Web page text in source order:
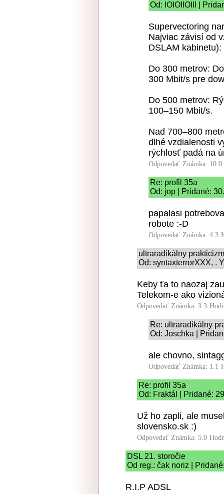
Od: IOIOIIOIII |
Supervectoring
Najviac závisí od
DSLAM kabinetu):
Do 300 metrov:
300 Mbit/s pre
Do 500 metrov:
100–150 Mbit/s.
Nad 700–800
dlhé vzdialenosti
rýchlosť padá na
Odpovedať Známka: 10.0
Re: profil 35a
Od: jop | Pridané:
papalasi
robote :-D
Odpovedať Známka: 4.3
ultraradikálny
Od: syntaxterrorXXX, .
Keby ťa to naozaj
Telekom-e ako
Odpovedať Známka: 3.3
Re: ultraradikálny
Od: Joschka |
ale chovno,
Odpovedať Známka: 1.1
Re: profil 35a
Od: Fraktál | Pridané:
Už ho zapli, ale
slovensko.sk :)
Odpovedať Známka: 5.0
DSL 21. storočie
Od reg.: čak noriz |
R.I.P ADSL